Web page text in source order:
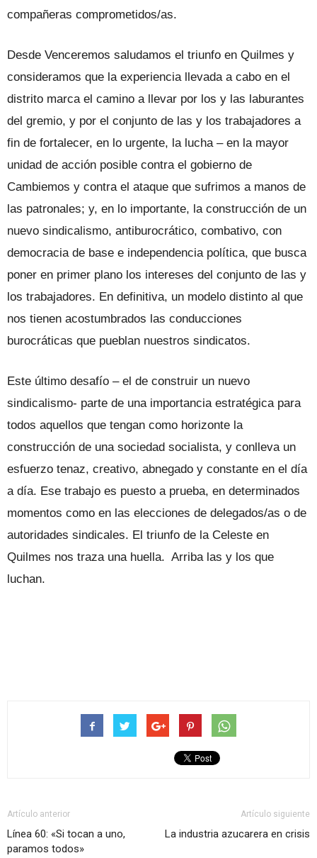
compañeras comprometidos/as.
Desde Venceremos saludamos el triunfo en Quilmes y
consideramos que la experiencia llevada a cabo en el
distrito marca el camino a llevar por los y las laburantes
del gremio, y por el conjunto de las y los trabajadores a
fin de fortalecer, en lo urgente, la lucha – en la mayor
unidad de acción posible contra el gobierno de
Cambiemos y contra el ataque que sufrimos a manos de
las patronales; y, en lo importante, la construcción de un
nuevo sindicalismo, antiburocrático, combativo, con
democracia de base e independencia política, que busca
poner en primer plano los intereses del conjunto de las y
los trabajadores. En definitiva, un modelo distinto al que
nos tienen acostumbrados las conducciones
burocráticas que pueblan nuestros sindicatos.
Este último desafío – el de construir un nuevo
sindicalismo- parte de una importancia estratégica para
todos aquellos que tengan como horizonte la
construcción de una sociedad socialista, y conlleva un
esfuerzo tenaz, creativo, abnegado y constante en el día
a día. Ese trabajo es puesto a prueba, en determinados
momentos como en las elecciones de delegados/as o de
autoridades sindicales. El triunfo de la Celeste en
Quilmes nos traza una huella. Arriba las y los que
luchan.
Artículo anterior
Línea 60: «Si tocan a uno,
paramos todos»
Artículo siguiente
La industria azucarera en crisis